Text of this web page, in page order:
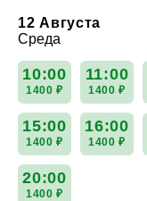
12 Августа
Среда
10:00
1400 ₽
11:00
1400 ₽
15:00
1400 ₽
16:00
1400 ₽
20:00
1400 ₽